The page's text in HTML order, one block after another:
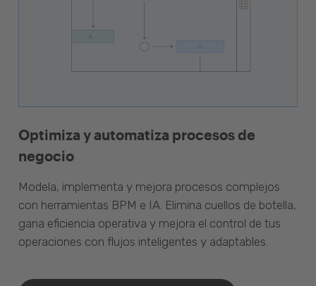
Optimiza y automatiza procesos de
negocio
Modela, implementa y mejora procesos complejos
con herramientas BPM e IA. Elimina cuellos de botella,
gana eficiencia operativa y mejora el control de tus
operaciones con flujos inteligentes y adaptables.